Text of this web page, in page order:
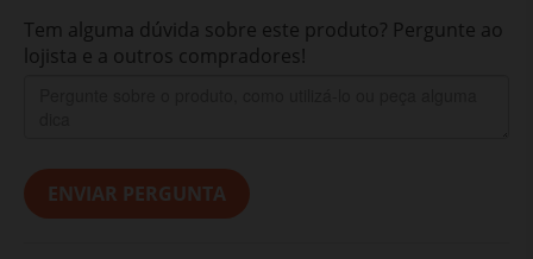
Tem alguma dúvida sobre este produto? Pergunte ao
lojista e a outros compradores!
ENVIAR PERGUNTA